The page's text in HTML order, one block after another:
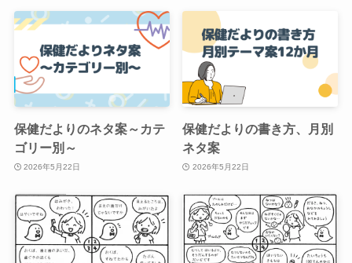
保健だよりのネタ案～カテ
ゴリー別～
2026年5月22日
保健だよりの書き方、月別
ネタ案
2026年5月22日